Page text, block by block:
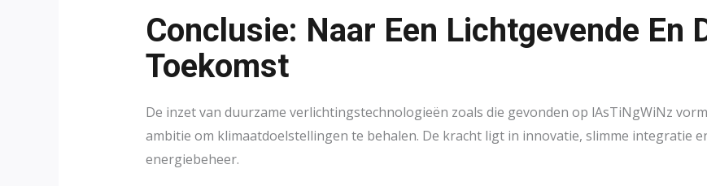
Conclusie: Naar Een Lichtgevende En
Toekomst
De inzet van duurzame verlichtingstechnologieën zoals die gevonden op lAsTiNgWiNz
ambitie om klimaatdoelstellingen te behalen. De kracht ligt in innovatie, slimme integratie
energiebeheer.